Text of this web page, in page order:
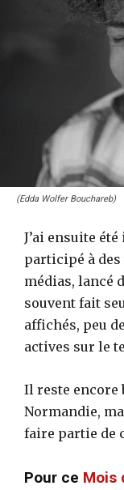
(Edda Wolfer Bouchareb)
J’ai ensuite
participé à
médias, lancé
souvent fait
affichés, peu
actives sur le
Il reste encore
Normandie,
faire partie de
Pour ce Mois